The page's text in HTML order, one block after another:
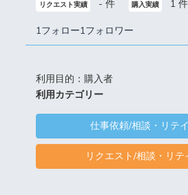
リクエスト実績 - 件 購入実績 1 件
1フォロー1フォロワー
利用目的：購入者
利用カテゴリー
仕事依頼/相談・リテ
リクエスト/相談・リテ